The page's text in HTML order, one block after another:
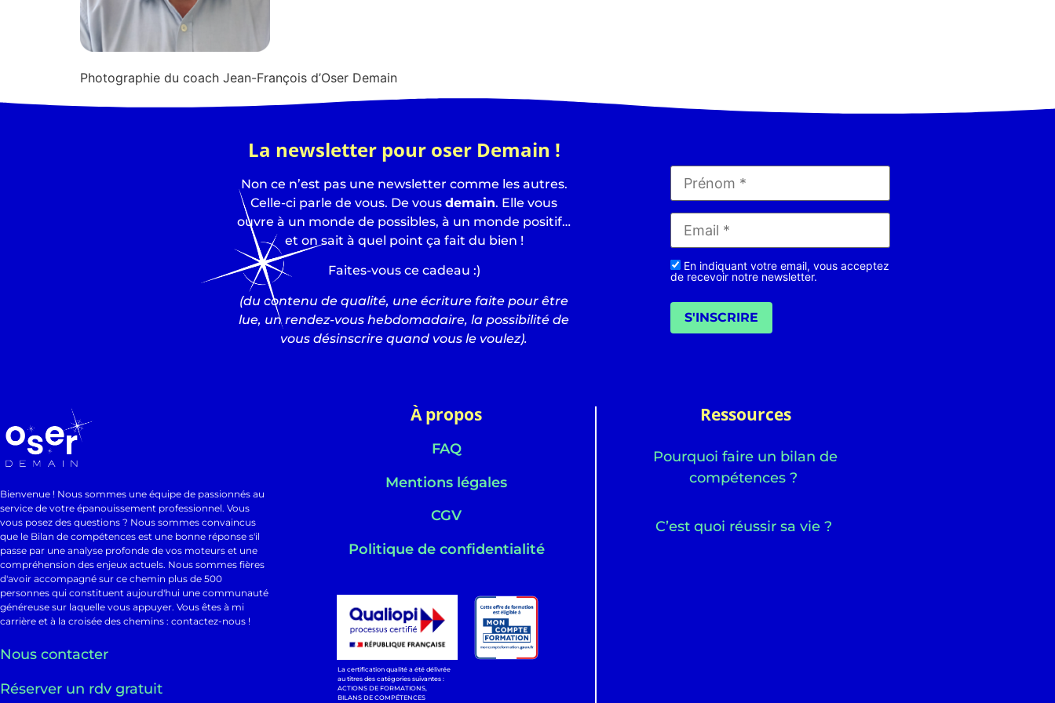
Photographie du coach Jean-François d’Oser Demain
La newsletter pour oser Demain !
Non ce n’est pas une newsletter comme les autres.
Celle-ci parle de vous. De vousdemain. Elle vous
ouvre à un monde de possibles, à un monde positif…
et on sait à quel point ça fait du bien !
Faites-vous ce cadeau :)
(du contenu de qualité, une écriture faite pour être
lue, un rendez-vous hebdomadaire, la possibilité de
vous désinscrire quand vous le voulez).
En indiquant votre email, vous acceptez
de recevoir notre newsletter.
S'INSCRIRE
Bienvenue ! Nous sommes une équipe de passionnés au
service de votre épanouissement professionnel. Vous
vous posez des questions ? Nous sommes convaincus
que le Bilan de compétences est une bonne réponse s'il
passe par une analyse profonde de vos moteurs et une
compréhension des enjeux actuels. Nous sommes fières
d'avoir accompagné sur ce chemin plus de 500
personnes qui constituent aujourd'hui une communauté
généreuse sur laquelle vous appuyer. Vous êtes à mi
carrière et à la croisée des chemins : contactez-nous !
Nous contacter
Réserver un rdv gratuit
À propos
FAQ
Mentions légales
CGV
Politique de confidentialité
La certification qualité a été délivrée
au titres des catégories suivantes :
ACTIONS DE FORMATIONS,
BILANS DE COMPÉTENCES
Ressources
Pourquoi faire un bilan de
compétences ?
C’est quoi réussir sa vie ?